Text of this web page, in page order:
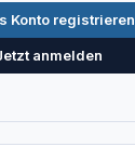
Konto registrieren
anmelden